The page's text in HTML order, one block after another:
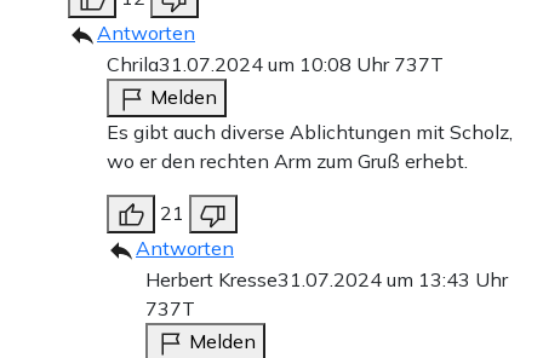
Antworten
Chrila31.07.2024 um 10:08 Uhr 737T
Melden
Es gibt auch diverse Ablichtungen mit Scholz,
wo er den rechten Arm zum Gruß erhebt.
21
Antworten
Herbert Kresse31.07.2024 um 13:43 Uhr
737T
Melden